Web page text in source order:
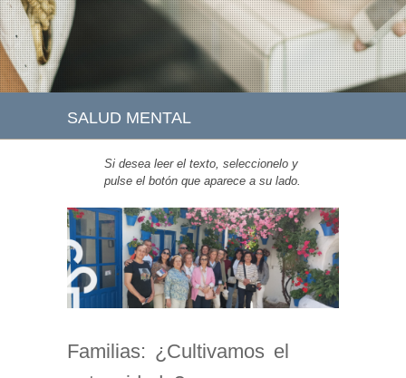
SALUD MENTAL
Si desea leer el texto, seleccionelo y
pulse el botón que aparece a su lado.
Familias: ¿Cultivamos el